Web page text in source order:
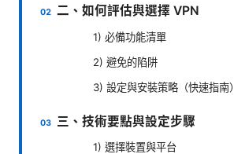
二、如何評估與選擇 VPN
1) 必備功能清單
2) 避免的陷阱
3) 設定與安裝策略（快速指南）
三、技術要點與設定步驟
1) 選擇裝置與平台